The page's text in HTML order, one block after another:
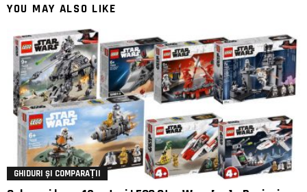
YOU MAY ALSO LIKE
GHIDURI ȘI COMPARAȚII